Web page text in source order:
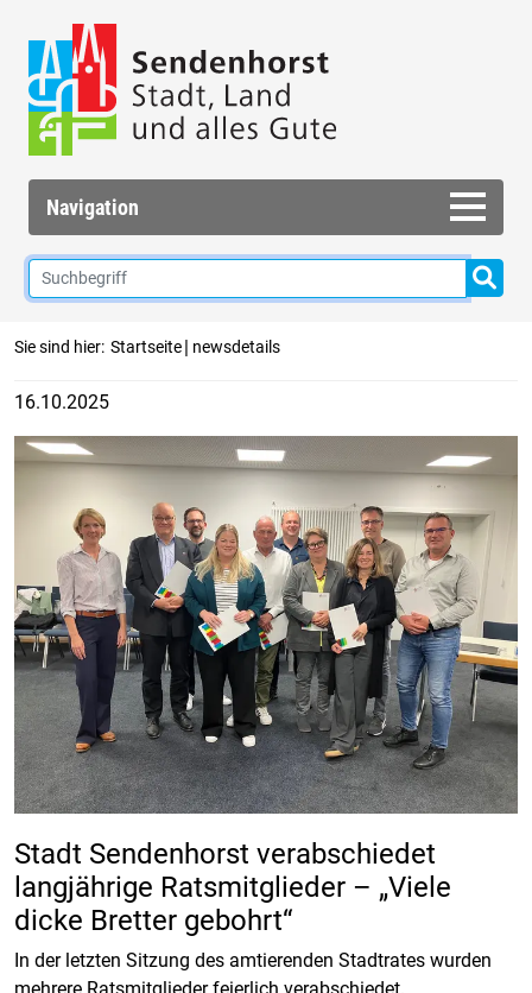
Navigation
Sie sind hier: Startseite| newsdetails
16.10.2025
Stadt Sendenhorst verabschiedet
langjährige Ratsmitglieder – „Viele
dicke Bretter gebohrt“
In der letzten Sitzung des amtierenden Stadtrates wurden